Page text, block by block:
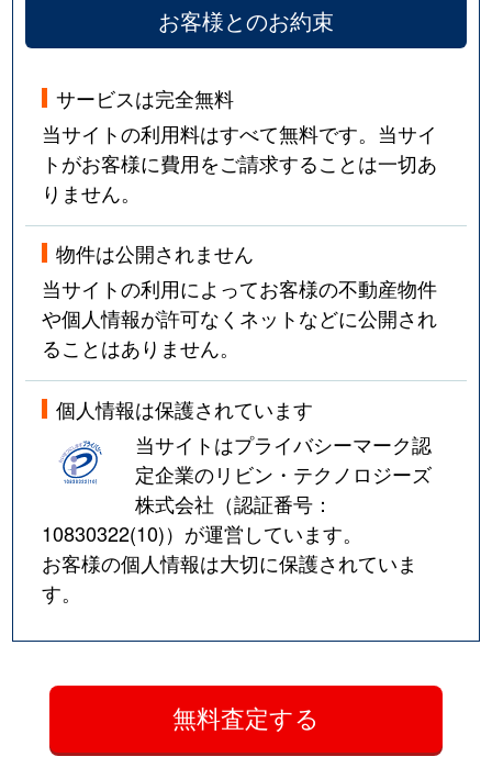
お客様とのお約束
サービスは完全無料
当サイトの利用料はすべて無料です。当サイ
トがお客様に費用をご請求することは一切あ
りません。
物件は公開されません
当サイトの利用によってお客様の不動産物件
や個人情報が許可なくネットなどに公開され
ることはありません。
個人情報は保護されています
当サイトはプライバシーマーク認
定企業のリビン・テクノロジーズ
株式会社（認証番号：
10830322(10)）が運営しています。
お客様の個人情報は大切に保護されていま
す。